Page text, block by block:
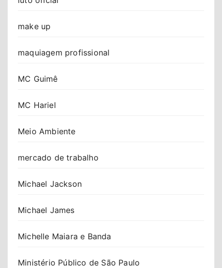
make up
maquiagem profissional
MC Guimê
MC Hariel
Meio Ambiente
mercado de trabalho
Michael Jackson
Michael James
Michelle Maiara e Banda
Ministério Público de São Paulo